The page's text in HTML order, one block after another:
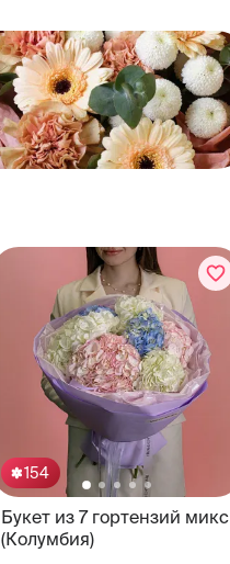
154
Букет из 7 гортензий микс
(Колумбия)